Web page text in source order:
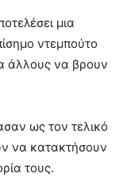
μια
ντεμπούτο
άλλους να βρουν
ως τον τελικό
να κατακτήσουν
τους.